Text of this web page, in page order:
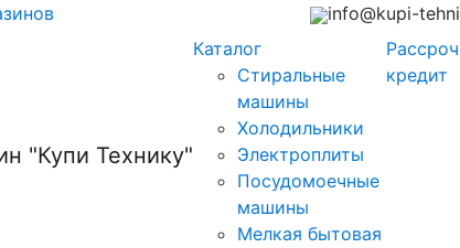
info@kupi-
Каталог
Стиральные
машины
Холодильники
Электроплиты
Посудомоечные
машины
Мелкая бытовая
кредит